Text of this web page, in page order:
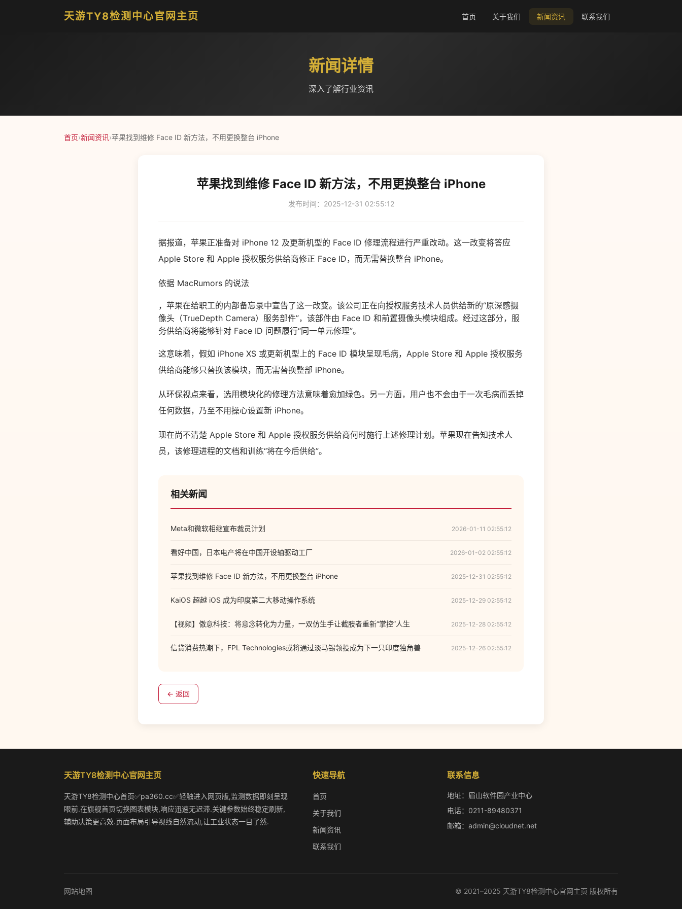
天游TY8检测中心官网主页 首页 关于我们 新闻资讯 联系我们
新闻详情
深入了解行业资讯
首页›新闻资讯›苹果找到维修 Face ID 新方法，不用更换整台 iPhone
苹果找到维修 Face ID 新方法，不用更换整台 iPhone
发布时间：2025-12-31 02:55:12
据报道，苹果正准备对 iPhone 12 及更新机型的 Face ID 修理流程进行严重改动。这一改变将答应
Apple Store 和 Apple 授权服务供给商修正 Face ID，而无需替换整台 iPhone。
依据 MacRumors 的说法
，苹果在给职工的内部备忘录中宣告了这一改变。该公司正在向授权服务技术人员供给新的“原深感摄
像头（TrueDepth Camera）服务部件”，该部件由 Face ID 和前置摄像头模块组成。经过这部分，服
务供给商将能够针对 Face ID 问题履行“同一单元修理”。
这意味着，假如 iPhone XS 或更新机型上的 Face ID 模块呈现毛病，Apple Store 和 Apple 授权服务
供给商能够只替换该模块，而无需替换整部 iPhone。
从环保视点来看，选用模块化的修理方法意味着愈加绿色。另一方面，用户也不会由于一次毛病而丢掉
任何数据，乃至不用操心设置新 iPhone。
现在尚不清楚 Apple Store 和 Apple 授权服务供给商何时施行上述修理计划。苹果现在告知技术人
员，该修理进程的文档和训练“将在今后供给”。
相关新闻
Meta和微软相继宣布裁员计划 2026-01-11 02:55:12
看好中国，日本电产将在中国开设轴驱动工厂 2026-01-02 02:55:12
苹果找到维修 Face ID 新方法，不用更换整台 iPhone 2025-12-31 02:55:12
KaiOS 超越 iOS 成为印度第二大移动操作系统 2025-12-29 02:55:12
【视频】傲意科技：将意念转化为力量，一双仿生手让截肢者重新“掌控”人生 2025-12-28 02:55:12
信贷消费热潮下，FPL Technologies或将通过淡马锡领投成为下一只印度独角兽 2025-12-26 02:55:12
← 返回
天游TY8检测中心官网主页
天游TY8检测中心首页✅pa360.cc✅轻触进入网页版,监测数据即刻呈现
眼前.在旗舰首页切换图表模块,响应迅速无迟滞.关键参数始终稳定刷新,
辅助决策更高效.页面布局引导视线自然流动,让工业状态一目了然.
快速导航
首页
关于我们
新闻资讯
联系我们
联系信息
地址：眉山软件园产业中心
电话：0211-89480371
邮箱：admin@cloudnet.net
网站地图 © 2021–2025 天游TY8检测中心官网主页 版权所有